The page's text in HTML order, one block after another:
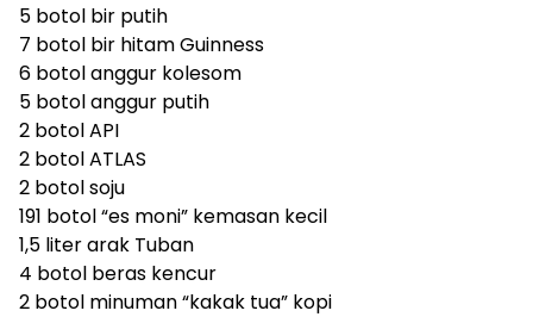
5 botol bir putih
7 botol bir hitam Guinness
6 botol anggur kolesom
5 botol anggur putih
2 botol API
2 botol ATLAS
2 botol soju
191 botol “es moni” kemasan kecil
1,5 liter arak Tuban
4 botol beras kencur
2 botol minuman “kakak tua” kopi